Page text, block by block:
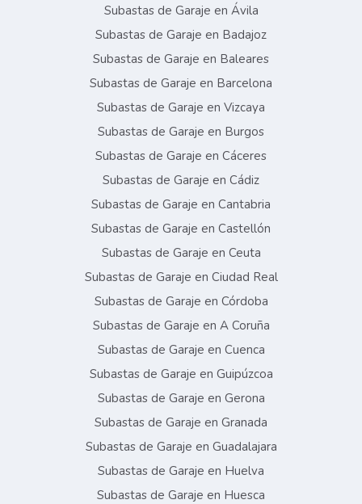
Subastas de Garaje en Ávila
Subastas de Garaje en Badajoz
Subastas de Garaje en Baleares
Subastas de Garaje en Barcelona
Subastas de Garaje en Vizcaya
Subastas de Garaje en Burgos
Subastas de Garaje en Cáceres
Subastas de Garaje en Cádiz
Subastas de Garaje en Cantabria
Subastas de Garaje en Castellón
Subastas de Garaje en Ceuta
Subastas de Garaje en Ciudad Real
Subastas de Garaje en Córdoba
Subastas de Garaje en A Coruña
Subastas de Garaje en Cuenca
Subastas de Garaje en Guipúzcoa
Subastas de Garaje en Gerona
Subastas de Garaje en Granada
Subastas de Garaje en Guadalajara
Subastas de Garaje en Huelva
Subastas de Garaje en Huesca